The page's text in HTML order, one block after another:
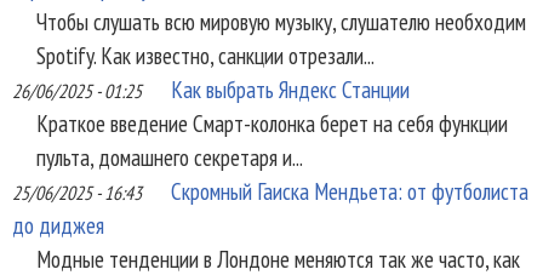
Чтобы слушать всю мировую музыку, слушателю необходим
Spotify. Как известно, санкции отрезали...
26/06/2025 - 01:25
Как выбрать Яндекс Станции
Краткое введение Смарт-колонка берет на себя функции
пульта, домашнего секретаря и...
25/06/2025 - 16:43
Скромный Гаиска Мендьета: от футболиста
до диджея
Модные тенденции в Лондоне меняются так же часто, как